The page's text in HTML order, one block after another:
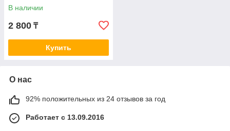
В наличии
2 800 ₸
Купить
О нас
92% положительных из 24 отзывов за год
Работает с 13.09.2016